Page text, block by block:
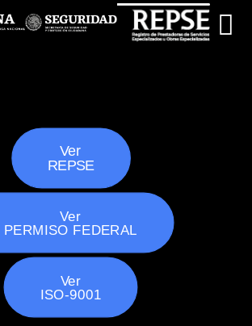
Ver
REPSE
Ver
PERMISO FEDERAL
Ver
ISO-9001